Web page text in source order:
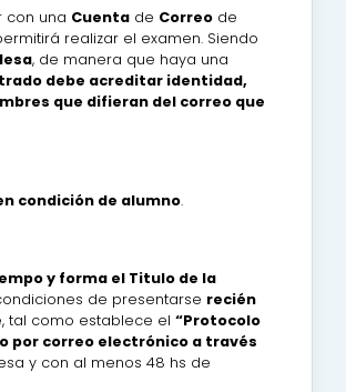
con una Cuenta de Correo de
realizar el examen. Siendo
, de manera que haya una
debe acreditar identidad,
que difieran del correo que
condición de alumno.
y forma el Titulo de la
de presentarse recién
tal como establece el “Protocolo
por correo electrónico a través
y con al menos 48 hs de